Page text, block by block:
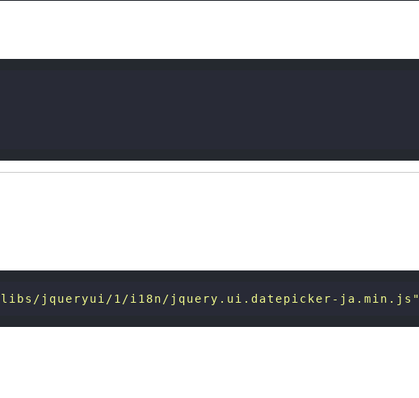
libs/jqueryui/1/i18n/jquery.ui.datepicker-ja.min.js"